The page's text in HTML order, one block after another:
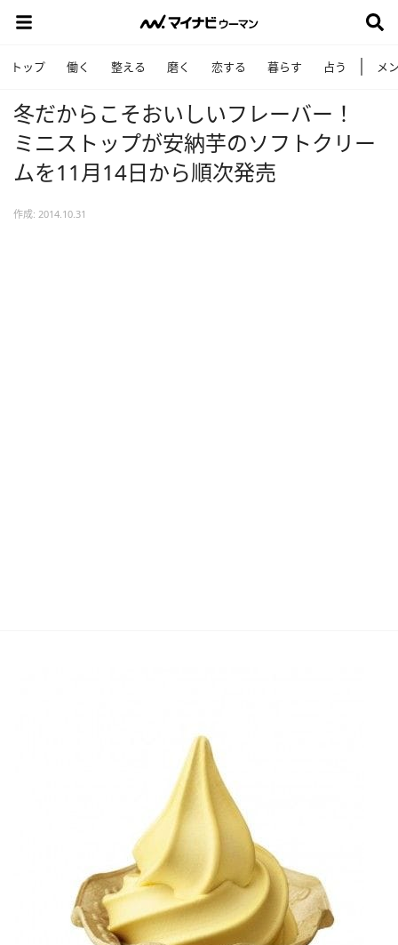
トップ 働く 整える 磨く 恋する 暮らす 占う メ
冬だからこそおいしいフレーバー！
ミニストップが安納芋のソフトクリー
ムを11月14日から順次発売
作成: 2014.10.31